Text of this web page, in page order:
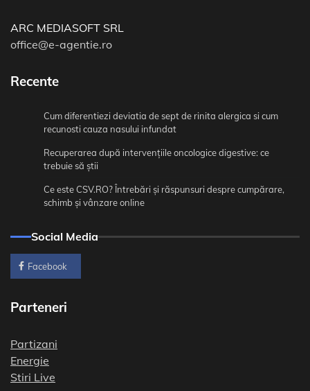
ARC MEDIASOFT SRL
office@e-agentie.ro
Recente
Cum diferentiezi deviatia de sept de rinita alergica si cum
recunosti cauza nasului infundat
Recuperarea după intervențiile oncologice digestive: ce
trebuie să știi
Ce este CSV.RO? Întrebări și răspunsuri despre cumpărare,
schimb și vânzare online
Social Media
Facebook
Parteneri
Partizani
Energie
Stiri Live